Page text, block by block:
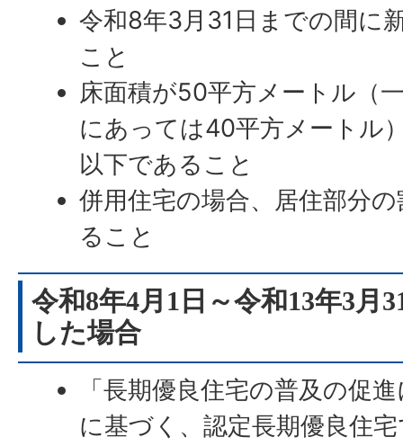
令和8年3月31日までの間に
こと
床面積が50平方メートル（
にあっては40平方メートル
以下であること
併用住宅の場合、居住部分
ること
令和8年4月1日～令和13年3月
した場合
「長期優良住宅の普及の促
に基づく、認定長期優良住